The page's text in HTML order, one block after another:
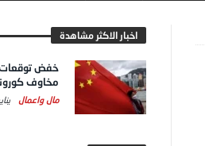
اخبار الاكثر مشاهدة
خفض توقعات
مخاوف
مال واعمال يناير